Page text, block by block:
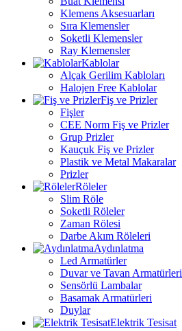
Klemens Aksesuarları
Sıra Klemensler
Soketli Klemensler
Ray Klemensler
Kablolar
Alçak Gerilim Kabloları
Halojen Free Kablolar
Fiş ve Prizler
Fişler
CEE Norm Fiş ve Prizler
Grup Prizler
Kauçuk Fiş ve Prizler
Plastik ve Metal Makaralar
Prizler
Röleler
Slim Röle
Soketli Röleler
Zaman Rölesi
Darbe Akım Röleleri
Aydınlatma
Led Armatürler
Duvar ve Tavan Armatürleri
Sensörlü Lambalar
Basamak Armatürleri
Duylar
Elektrik Tesisat